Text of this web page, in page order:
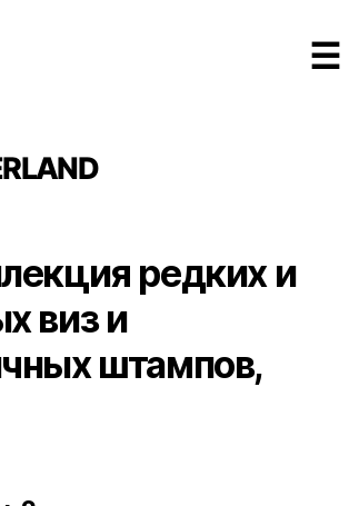
☰
редких и
виз и
штампов,